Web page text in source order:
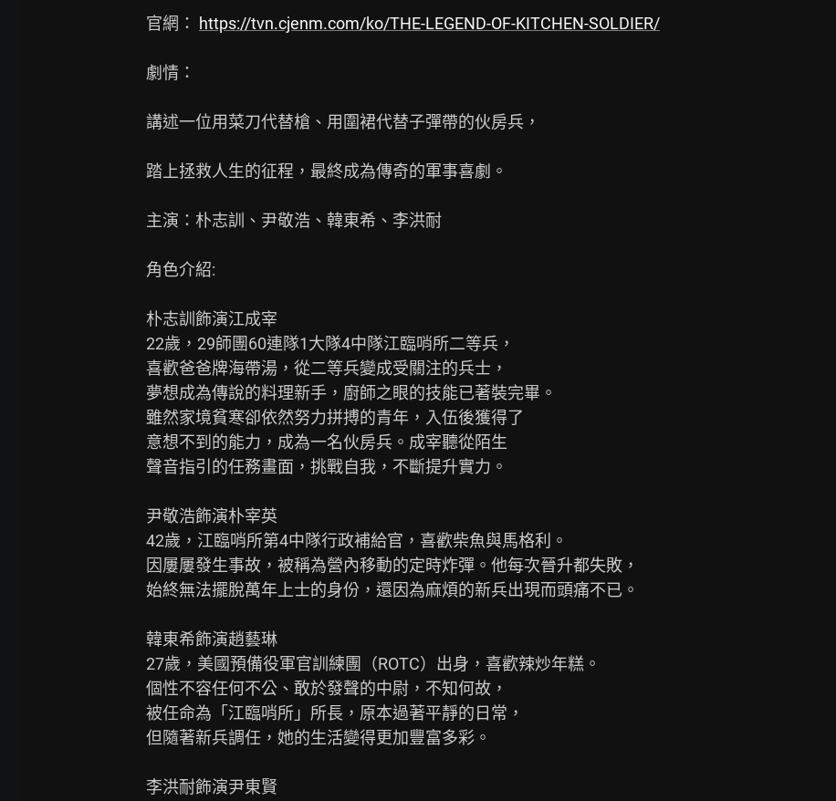
官網： https://tvn.cjenm.com/ko/THE-LEGEND-OF-KITCHEN-SOLDIER/
劇情：
講述一位用菜刀代替槍、用圍裙代替子彈帶的伙房兵，
踏上拯救人生的征程，最終成為傳奇的軍事喜劇。
主演：朴志訓、尹敬浩、韓東希、李洪耐
角色介紹:
朴志訓飾演江成宰
22歲，29師團60連隊1大隊4中隊江臨哨所二等兵，
喜歡爸爸牌海帶湯，從二等兵變成受關注的兵士，
夢想成為傳說的料理新手，廚師之眼的技能已著裝完畢。
雖然家境貧寒卻依然努力拼搏的青年，入伍後獲得了
意想不到的能力，成為一名伙房兵。成宰聽從陌生
聲音指引的任務畫面，挑戰自我，不斷提升實力。
尹敬浩飾演朴宰英
42歲，江臨哨所第4中隊行政補給官，喜歡柴魚與馬格利。
因屢屢發生事故，被稱為營內移動的定時炸彈。他每次晉升都失敗，
始終無法擺脫萬年上士的身份，還因為麻煩的新兵出現而頭痛不已。
韓東希飾演趙藝琳
27歲，美國預備役軍官訓練團（ROTC）出身，喜歡辣炒年糕。
個性不容任何不公、敢於發聲的中尉，不知何故，
被任命為「江臨哨所」所長，原本過著平靜的日常，
但隨著新兵調任，她的生活變得更加豐富多彩。
李洪耐飾演尹東賢